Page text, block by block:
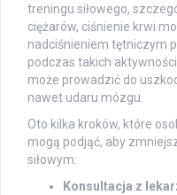
treningu siłowego,
ciężarów, ciśnienie krwi
nadciśnieniem tętniczym
podczas takich
może prowadzić do
nawet udaru mózgu.
Oto kilka kroków, które
mogą podjąć, aby
siłowym:
Konsultacja z